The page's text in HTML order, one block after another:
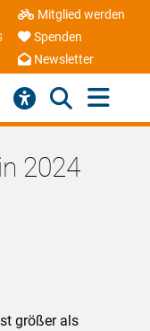
Mitglied werden
Spenden
Newsletter
2024
größer als